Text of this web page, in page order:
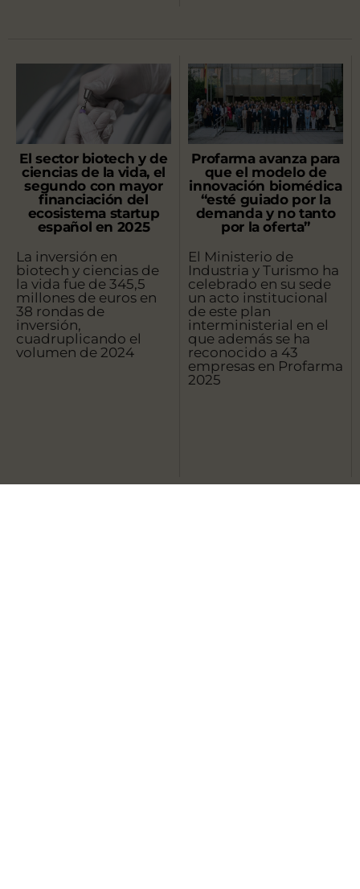
El sector biotech y de
ciencias de la vida, el
segundo con mayor
financiación del
ecosistema startup
español en 2025
La inversión en
biotech y ciencias de
la vida fue de 345,5
millones de euros en
38 rondas de
inversión,
cuadruplicando el
volumen de 2024
Profarma avanza para
que el modelo de
innovación biomédica
“esté guiado por la
demanda y no tanto
por la oferta”
El Ministerio de
Industria y Turismo ha
celebrado en su sede
un acto institucional
de este plan
interministerial en el
que además se ha
reconocido a 43
empresas en Profarma
2025